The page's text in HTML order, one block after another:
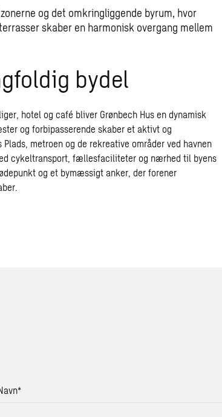
og det omkringliggende byrum, hvor
skaber en harmonisk overgang mellem
bydel
hotel og café bliver Grønbech Hus en dynamisk
og forbipasserende skaber et aktivt og
metroen og de rekreative områder ved havnen
cykeltransport, fællesfaciliteter og nærhed til byens
og et bymæssigt anker, der forener
*